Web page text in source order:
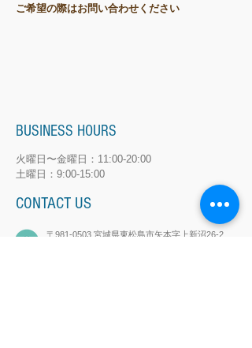
ご希望の際はお問い合わせください
BUSINESS HOURS
火曜日〜金曜日：11:00-20:00
土曜日：9:00-15:00
CONTACT US
〒981-0503 宮城県東松島市矢本字上新沼26-2